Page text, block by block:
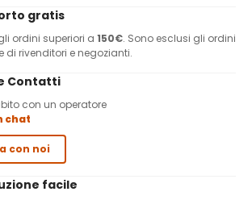
gratis
ordini superiori a 150€. Sono esclusi gli ordini
di rivenditori e negozianti.
Contatti
con un operatore
chat
con noi
facile